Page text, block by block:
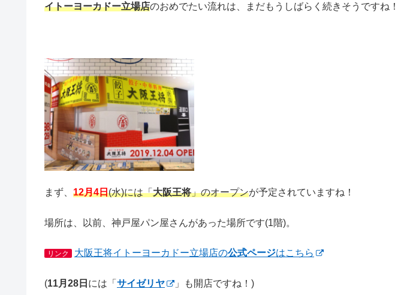
イトーヨーカドー立場店のおめでたい流れは、まだもうしばらく続きそうですね！
まず、 12月4日(水)には「大阪王将」のオープンが予定されていますね！
場所は、以前、神戸屋パン屋さんがあった場所です(1階)。
リンク 大阪王将イトーヨーカドー立場店の公式ページはこちら
(11月28日 には「 サイゼリヤ 」も開店ですね！)